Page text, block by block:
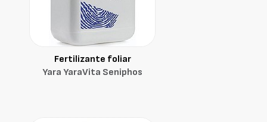
Fertilizante foliar
Yara YaraVita Seniphos